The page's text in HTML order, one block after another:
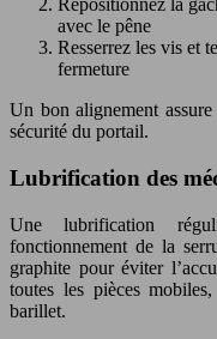
Repositionnez la
avec le pêne
Resserrez les vis et
fermeture
Un bon alignement
sécurité du portail.
Lubrification des
Une lubrification
fonctionnement de la
graphite pour éviter
toutes les pièces
barillet.